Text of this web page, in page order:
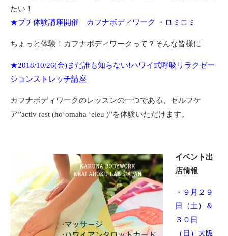
たい！
★プチ体験講座開催 カフナボディワーク ・ロミロミ
ちょっと体験！カフナボディワークって？そんな皆様に
★2018/10/26(金)まだ誰も知らない!ハワイ式呼吸リラクゼー
ションストレッチ講座
カフナボディワークのレッスンの一つである、セルフケ
ア”activ rest (hoʻomaha ʻeleu )”を体験いただけます。
イベント出
店情報
・９月２９
日（土）＆
３０日
（日）大阪